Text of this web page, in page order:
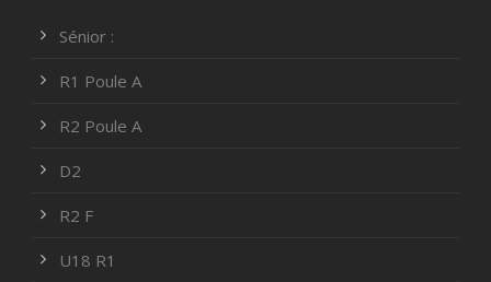
Sénior :
R1 Poule A
R2 Poule A
D2
R2 F
U18 R1